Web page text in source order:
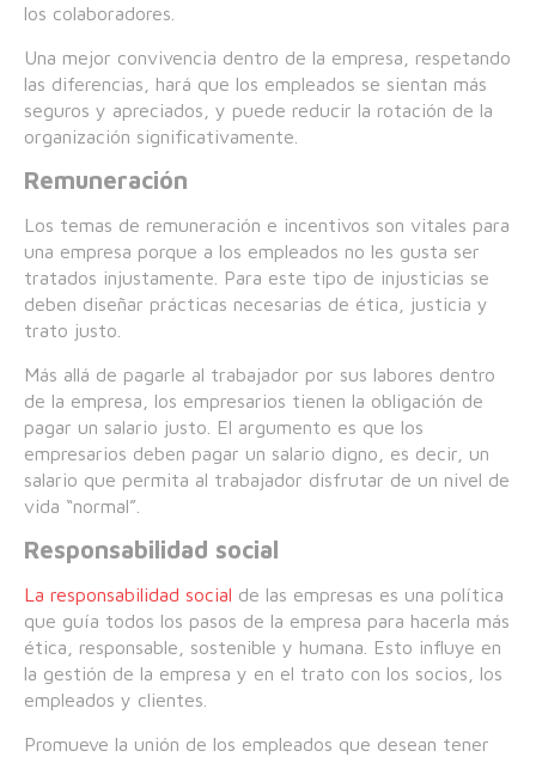
los colaboradores.
Una mejor convivencia dentro de la empresa, respetando
las diferencias, hará que los empleados se sientan más
seguros y apreciados, y puede reducir la rotación de la
organización significativamente.
Remuneración
Los temas de remuneración e incentivos son vitales para
una empresa porque a los empleados no les gusta ser
tratados injustamente. Para este tipo de injusticias se
deben diseñar prácticas necesarias de ética, justicia y
trato justo.
Más allá de pagarle al trabajador por sus labores dentro
de la empresa, los empresarios tienen la obligación de
pagar un salario justo. El argumento es que los
empresarios deben pagar un salario digno, es decir, un
salario que permita al trabajador disfrutar de un nivel de
vida “normal”.
Responsabilidad social
La responsabilidad social de las empresas es una política
que guía todos los pasos de la empresa para hacerla más
ética, responsable, sostenible y humana. Esto influye en
la gestión de la empresa y en el trato con los socios, los
empleados y clientes.
Promueve la unión de los empleados que desean tener